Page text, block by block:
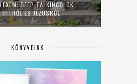
DEEP TALKINGOLOK
HITRŐL ÉS JÉZUSRÓL
KÖNYVEINK